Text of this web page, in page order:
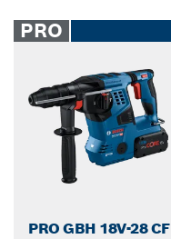
PRO
PRO GBH 18V-28 CF